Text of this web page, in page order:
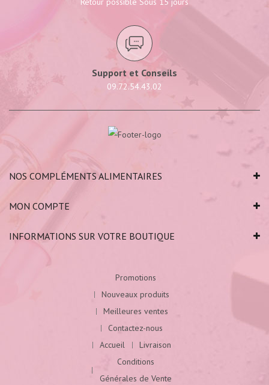
Support et Conseils
09.72.54.43.02
NOS COMPLÉMENTS ALIMENTAIRES
MON COMPTE
INFORMATIONS SUR VOTRE BOUTIQUE
Promotions
Nouveaux produits
Meilleures ventes
Contactez-nous
Accueil
Livraison
Conditions
Générales de Vente